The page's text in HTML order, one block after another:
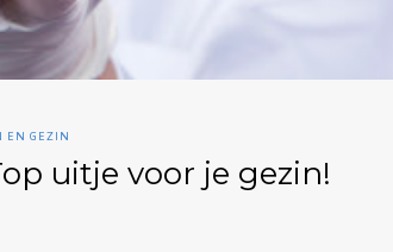
EN GEZIN
uitje voor je gezin!